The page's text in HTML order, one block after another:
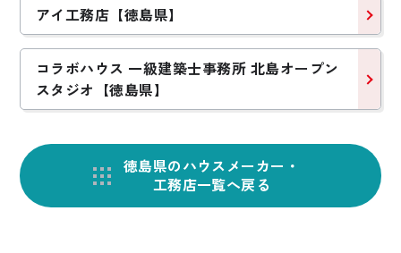
アイ工務店【徳島県】
コラボハウス 一級建築士事務所 北島オープン
スタジオ【徳島県】
徳島県のハウスメーカー・
工務店一覧へ戻る